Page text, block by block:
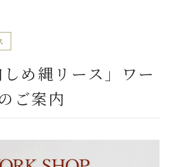
め縄リース」ワー
ご案内